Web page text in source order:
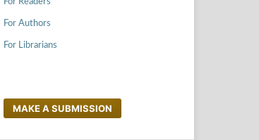
For Authors
For Librarians
MAKE A SUBMISSION